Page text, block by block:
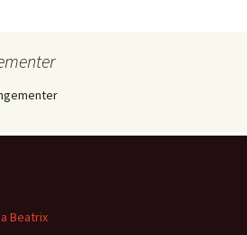
Beatrix